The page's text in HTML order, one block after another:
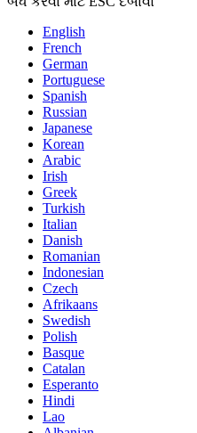
English
French
German
Portuguese
Spanish
Russian
Japanese
Korean
Arabic
Irish
Greek
Turkish
Italian
Danish
Romanian
Indonesian
Czech
Afrikaans
Swedish
Polish
Basque
Catalan
Esperanto
Hindi
Lao